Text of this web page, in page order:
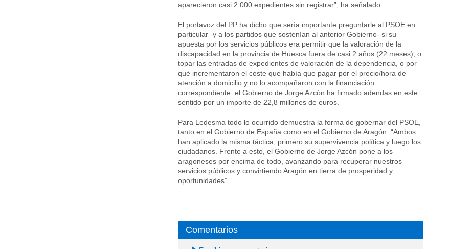
aparecieron casi 2.000 expedientes sin registrar”, ha señalado
El portavoz del PP ha dicho que sería importante preguntarle al PSOE en
particular -y a los partidos que sostenían al anterior Gobierno- si su
apuesta por los servicios públicos era permitir que la valoración de la
discapacidad en la provincia de Huesca fuera de casi 2 años (22 meses), o
topar las entradas de expedientes de valoración de la dependencia, o por
qué incrementaron el coste que había que pagar por el precio/hora de
atención a domicilio y no lo acompañaron con la financiación
correspondiente: el Gobierno de Jorge Azcón ha firmado adendas en este
sentido por un importe de 22,8 millones de euros.
Para Ledesma todo lo ocurrido demuestra la forma de gobernar del PSOE,
tanto en el Gobierno de España como en el Gobierno de Aragón. “Ambos
han aplicado la misma táctica, primero su supervivencia política y luego los
ciudadanos. Frente a esto, el Gobierno de Jorge Azcón pone a los
aragoneses por encima de todo, avanzando para recuperar nuestros
servicios públicos y convirtiendo Aragón en tierra de prosperidad y
oportunidades”.
Comentarios